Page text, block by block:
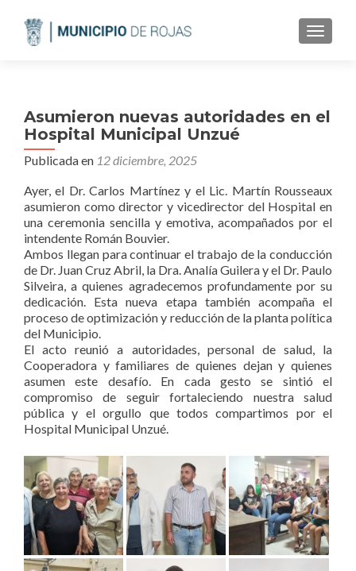
Asumieron nuevas autoridades en el
Hospital Municipal Unzué
Publicada en 12 diciembre, 2025
Ayer, el Dr. Carlos Martínez y el Lic. Martín Rousseaux
asumieron como director y vicedirector del Hospital en
una ceremonia sencilla y emotiva, acompañados por el
intendente Román Bouvier.
Ambos llegan para continuar el trabajo de la conducción
de Dr. Juan Cruz Abril, la Dra. Analía Guilera y el Dr. Paulo
Silveira, a quienes agradecemos profundamente por su
dedicación. Esta nueva etapa también acompaña el
proceso de optimización y reducción de la planta política
del Municipio.
El acto reunió a autoridades, personal de salud, la
Cooperadora y familiares de quienes dejan y quienes
asumen este desafío. En cada gesto se sintió el
compromiso de seguir fortaleciendo nuestra salud
pública y el orgullo que todos compartimos por el
Hospital Municipal Unzué.